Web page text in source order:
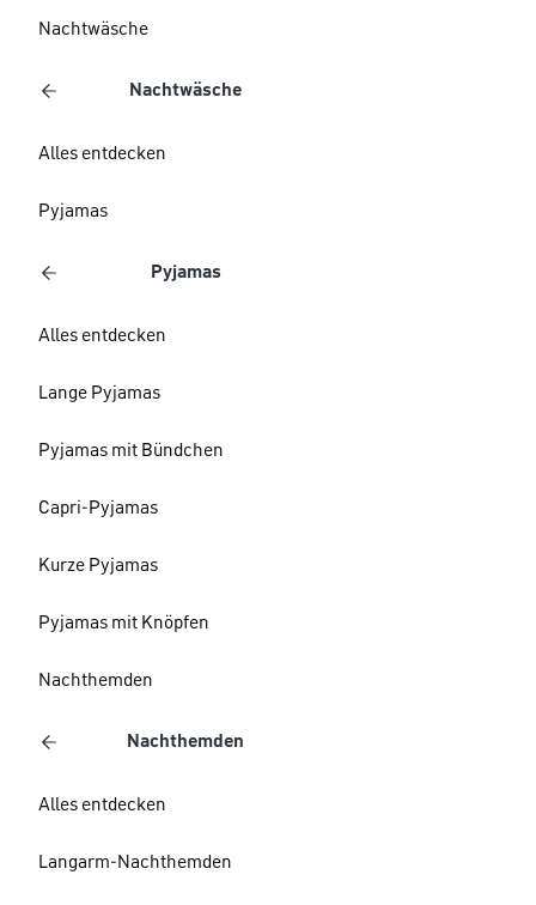
Nachtwäsche
Nachtwäsche
Alles entdecken
Pyjamas
Pyjamas
Alles entdecken
Lange Pyjamas
Pyjamas mit Bündchen
Capri-Pyjamas
Kurze Pyjamas
Pyjamas mit Knöpfen
Nachthemden
Nachthemden
Alles entdecken
Langarm-Nachthemden